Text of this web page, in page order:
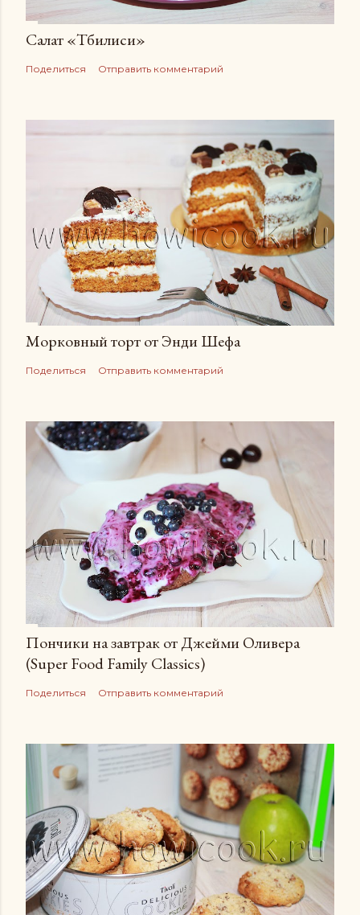
Салат «Тбилиси»
Поделиться Отправить комментарий
Морковный торт от Энди Шефа
Поделиться Отправить комментарий
Пончики на завтрак от Джейми Оливера
(Super Food Family Сlassics)
Поделиться Отправить комментарий